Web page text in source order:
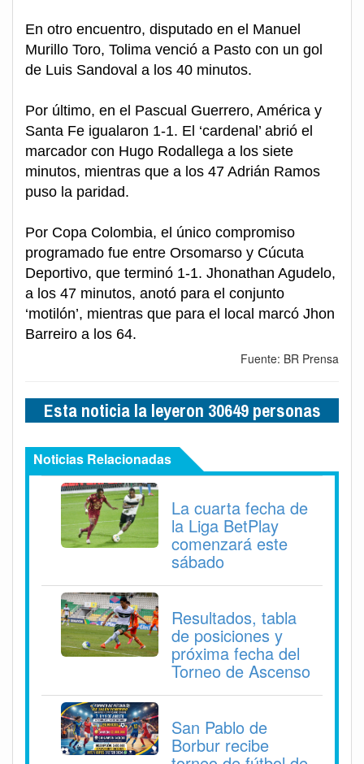
En otro encuentro, disputado en el Manuel
Murillo Toro, Tolima venció a Pasto con un gol
de Luis Sandoval a los 40 minutos.
Por último, en el Pascual Guerrero, América y
Santa Fe igualaron 1-1. El ‘cardenal’ abrió el
marcador con Hugo Rodallega a los siete
minutos, mientras que a los 47 Adrián Ramos
puso la paridad.
Por Copa Colombia, el único compromiso
programado fue entre Orsomarso y Cúcuta
Deportivo, que terminó 1-1. Jhonathan Agudelo,
a los 47 minutos, anotó para el conjunto
‘motilón’, mientras que para el local marcó Jhon
Barreiro a los 64.
Fuente: BR Prensa
Esta noticia la leyeron 30649 personas
Noticias Relacionadas
La cuarta fecha de
la Liga BetPlay
comenzará este
sábado
Resultados, tabla
de posiciones y
próxima fecha del
Torneo de Ascenso
San Pablo de
Borbur recibe